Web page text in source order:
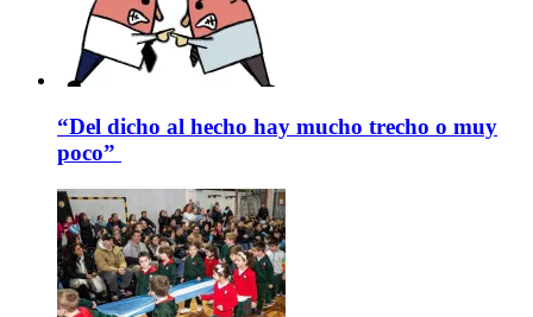
“Del dicho al hecho hay mucho trecho o muy
poco”